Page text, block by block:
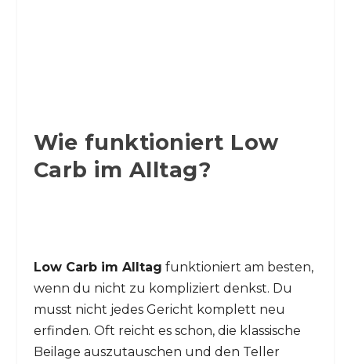
Wie funktioniert Low
Carb im Alltag?
Low Carb im Alltag funktioniert am besten,
wenn du nicht zu kompliziert denkst. Du
musst nicht jedes Gericht komplett neu
erfinden. Oft reicht es schon, die klassische
Beilage auszutauschen und den Teller